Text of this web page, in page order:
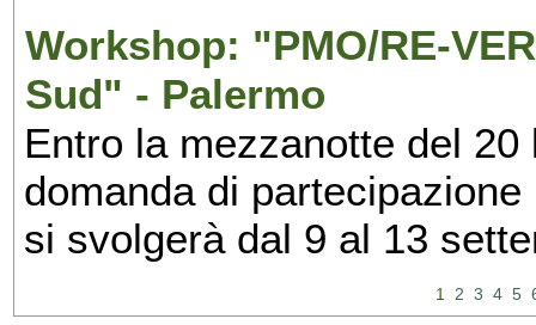
Workshop: "PMO/RE-
Sud" - Palermo
Entro la mezzanotte del
domanda di
si svolgerà dal 9 al 13
1 2 3 4 5